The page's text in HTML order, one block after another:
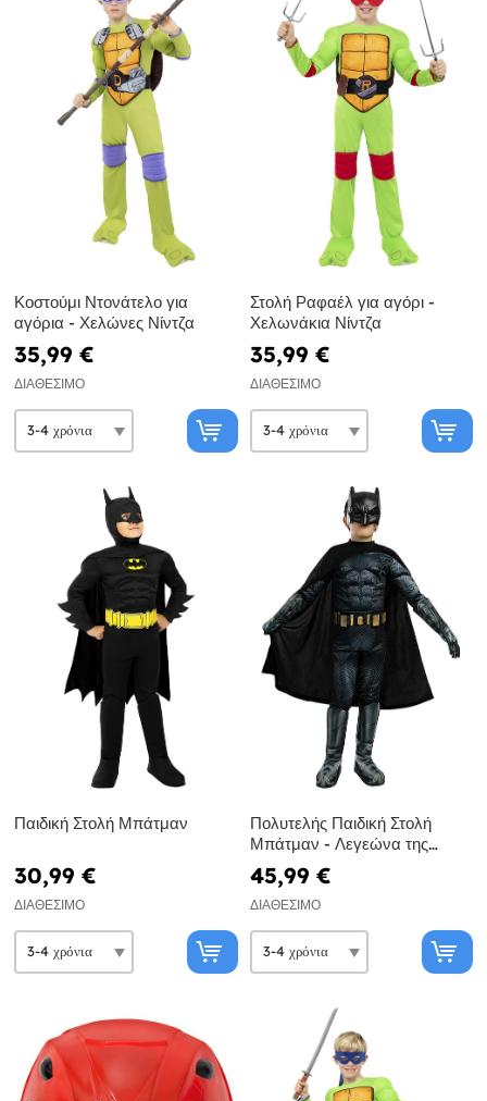
Κοστούμι Ντονάτελο για
αγόρια - Χελώνες Νίντζα
35,99 €
ΔΙΑΘΈΣΙΜΟ
Στολή Ραφαέλ για αγόρι -
Χελωνάκια Νίντζα
35,99 €
ΔΙΑΘΈΣΙΜΟ
Παιδική Στολή Μπάτμαν
30,99 €
ΔΙΑΘΈΣΙΜΟ
Πολυτελής Παιδική Στολή
Μπάτμαν - Λεγεώνα της
Δικαιοσύνης
45,99 €
ΔΙΑΘΈΣΙΜΟ